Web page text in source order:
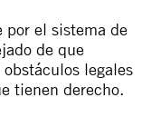
por el sistema de
de que
legales
tienen derecho.